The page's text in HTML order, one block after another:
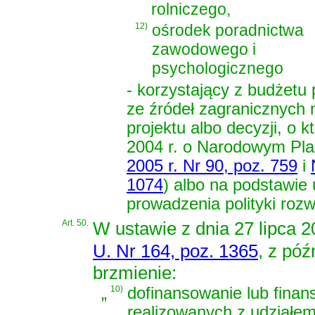
rolniczego,
12) ośrodek poradnictwa
zawodowego i
psychologicznego
- korzystający z budżetu
ze źródeł
projektu albo decyzji, o
2004 r. o Narodowym
2005 r. Nr 90, poz. 759 i
1074) albo na podstawie
prowadzenia polityki
Art. 50. W ustawie z dnia 27 lipca
U. Nr 164, poz. 1365, z
brzmienie:
„10) dofinansowanie lub